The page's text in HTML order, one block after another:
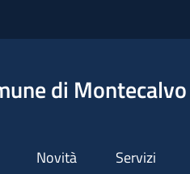
di
Novità Servizi